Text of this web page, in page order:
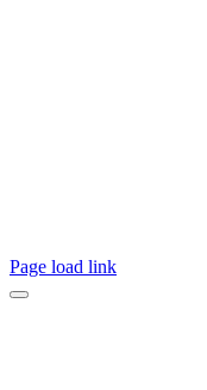
Page load link